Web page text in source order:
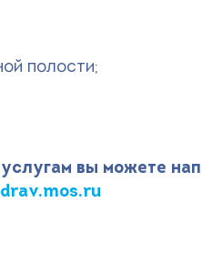
полости;
вы можете